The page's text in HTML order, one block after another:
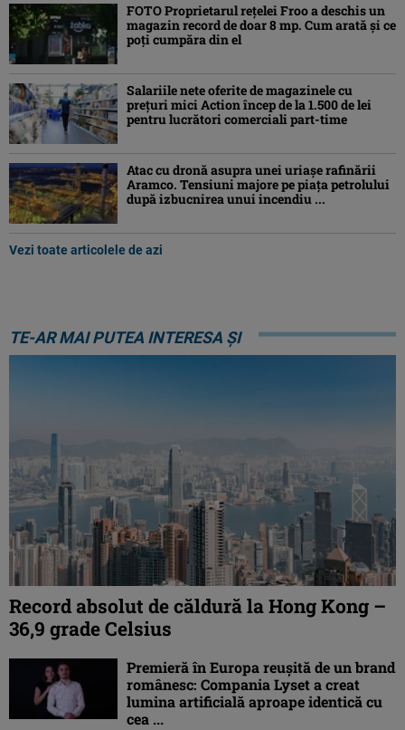
FOTO Proprietarul rețelei Froo a deschis un
magazin record de doar 8 mp. Cum arată și ce
poți cumpăra din el
Salariile nete oferite de magazinele cu
prețuri mici Action încep de la 1.500 de lei
pentru lucrători comerciali part-time
Atac cu dronă asupra unei uriașe rafinării
Aramco. Tensiuni majore pe piața petrolului
după izbucnirea unui incendiu ...
Vezi toate articolele de azi
TE-AR MAI PUTEA INTERESA ȘI
Record absolut de căldură la Hong Kong –
36,9 grade Celsius
Premieră în Europa reușită de un brand
românesc: Compania Lyset a creat
lumina artificială aproape identică cu
cea ...